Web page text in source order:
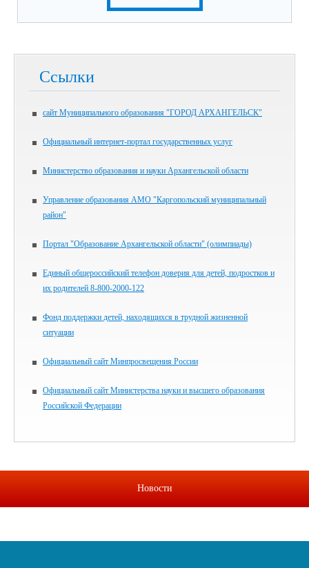
Ссылки
сайт Муниципального образования "ГОРОД АРХАНГЕЛЬСК"
Официальный интернет-портал государственных услуг
Министерство образования и науки Архангельской области
Управление образования АМО "Каргопольский муниципальный
район"
Портал "Образование Архангельской области" (олимпиады)
Единый общероссийский телефон доверия для детей, подростков и
их родителей 8-800-2000-122
Фонд поддержки детей, находящихся в трудной жизненной
ситуации
Официальный сайт Минпросвещения России
Официальный сайт Министерства науки и высшего образования
Российской Федерации
Новости